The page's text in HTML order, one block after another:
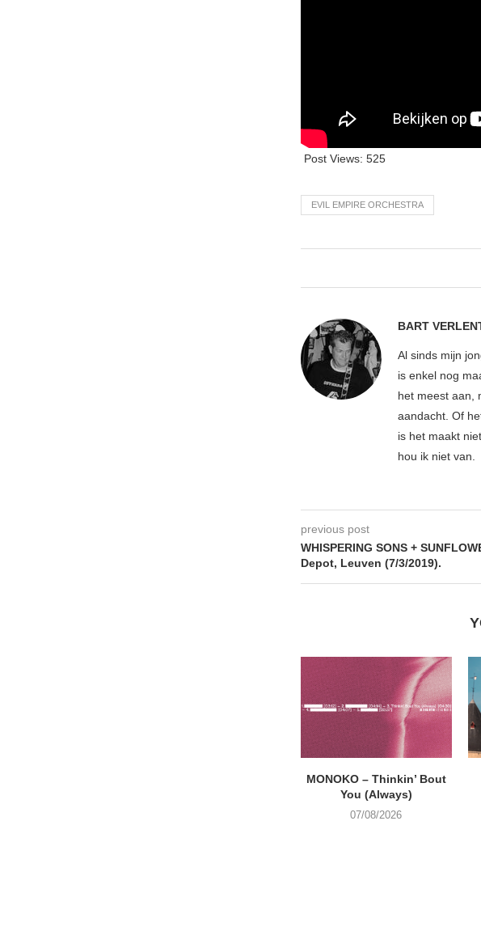
Post Views: 525
EVIL EMPIRE ORCHESTRA
BART
Al sinds mijn
is enkel nog
het meest aan,
aandacht. Of
is het maakt
hou ik niet van.
previous post
WHISPERING SONS +
Depot, Leuven (7/3/2019).
MONOKO – Thinkin’ Bout
You (Always)
07/08/2026